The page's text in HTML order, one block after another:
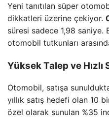
Yeni tanıtılan süper
dikkatleri üzerine çekiyor.
süresi sadece 1,98
otomobil tutkunları
Yüksek Talep ve Hızlı
Otomobil, satışa
yıllık satış hedefi olan 10
özel olarak sunulan %35